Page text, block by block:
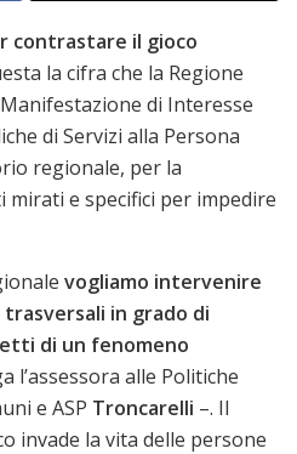
contrastare il gioco
la cifra che la Regione
di Interesse
di Servizi alla Persona
regionale, per la
e specifici per impedire
vogliamo intervenire
in grado di
di un fenomeno
l’assessora alle Politiche
e ASP Troncarelli –. Il
invade la vita delle persone